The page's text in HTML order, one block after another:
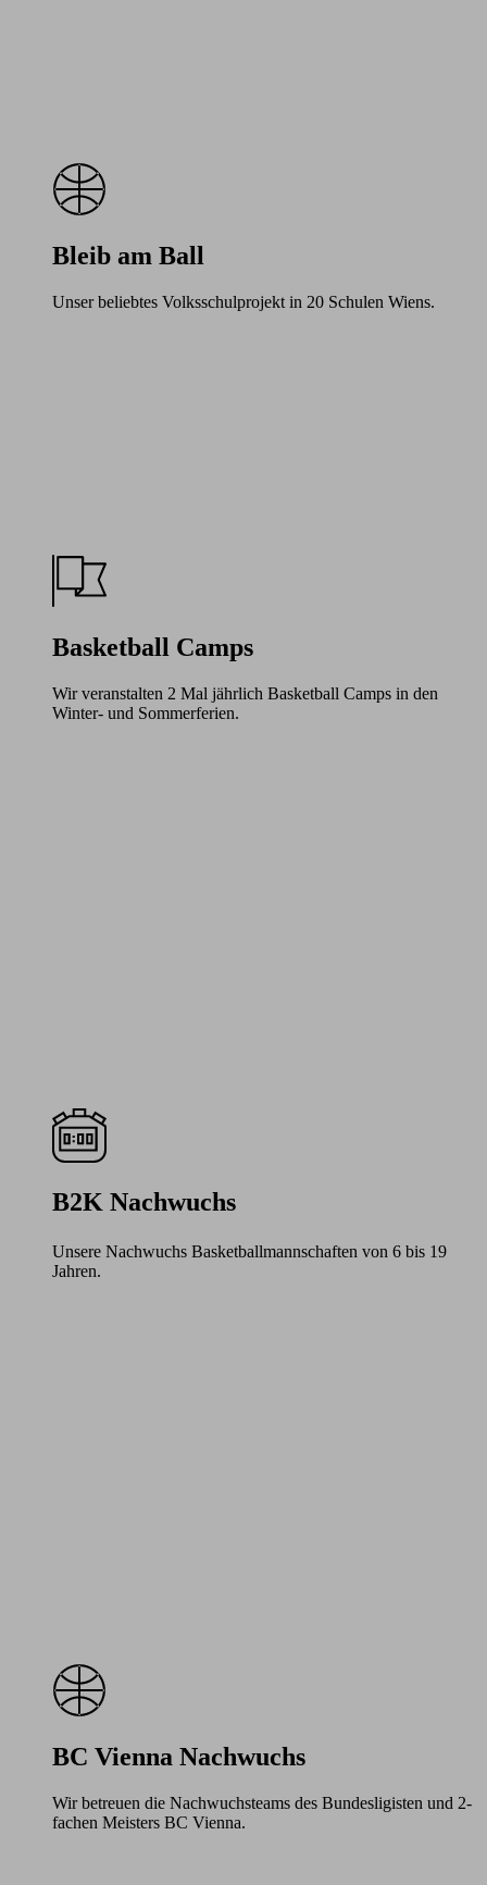
Bleib am Ball
Unser beliebtes Volksschulprojekt in 20 Schulen Wiens.
Basketball Camps
Wir veranstalten 2 Mal jährlich Basketball Camps in den
Winter- und Sommerferien.
B2K Nachwuchs
Unsere Nachwuchs Basketballmannschaften von 6 bis 19
Jahren.
BC Vienna Nachwuchs
Wir betreuen die Nachwuchsteams des Bundesligisten und 2-
fachen Meisters BC Vienna.